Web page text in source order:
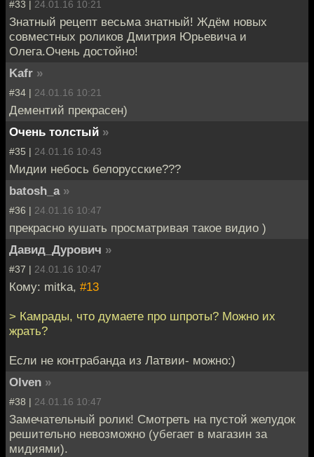
#33 | 24.01.16 10:21
Знатный рецепт весьма знатный! Ждём новых
совместных роликов Дмитрия Юрьевича и
Олега.Очень достойно!
Kafr »
#34 | 24.01.16 10:21
Дементий прекрасен)
Очень толстый »
#35 | 24.01.16 10:43
Мидии небось белорусские???
batosh_a »
#36 | 24.01.16 10:47
прекрасно кушать просматривая такое видио )
Давид_Дурович »
#37 | 24.01.16 10:47
Кому: mitka, #13
> Камрады, что думаете про шпроты? Можно их
жрать?
Если не контрабанда из Латвии- можно:)
Olven »
#38 | 24.01.16 10:47
Замечательный ролик! Смотреть на пустой желудок
решительно невозможно (убегает в магазин за
мидиями).